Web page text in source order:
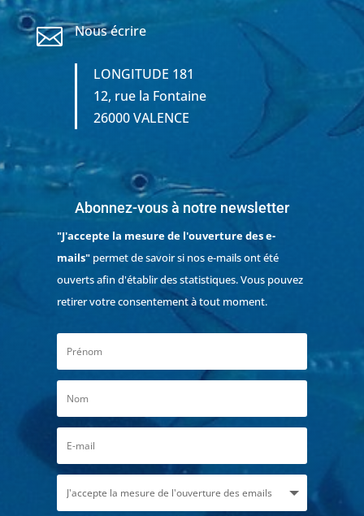
 Nous écrire
LONGITUDE 181
12, rue la Fontaine
26000 VALENCE
Abonnez-vous à notre newsletter
"J'accepte la mesure de l'ouverture des e-
mails"permet de savoir si nos e-mails ont été
ouverts afin d'établir des statistiques. Vous pouvez
retirer votre consentement à tout moment.